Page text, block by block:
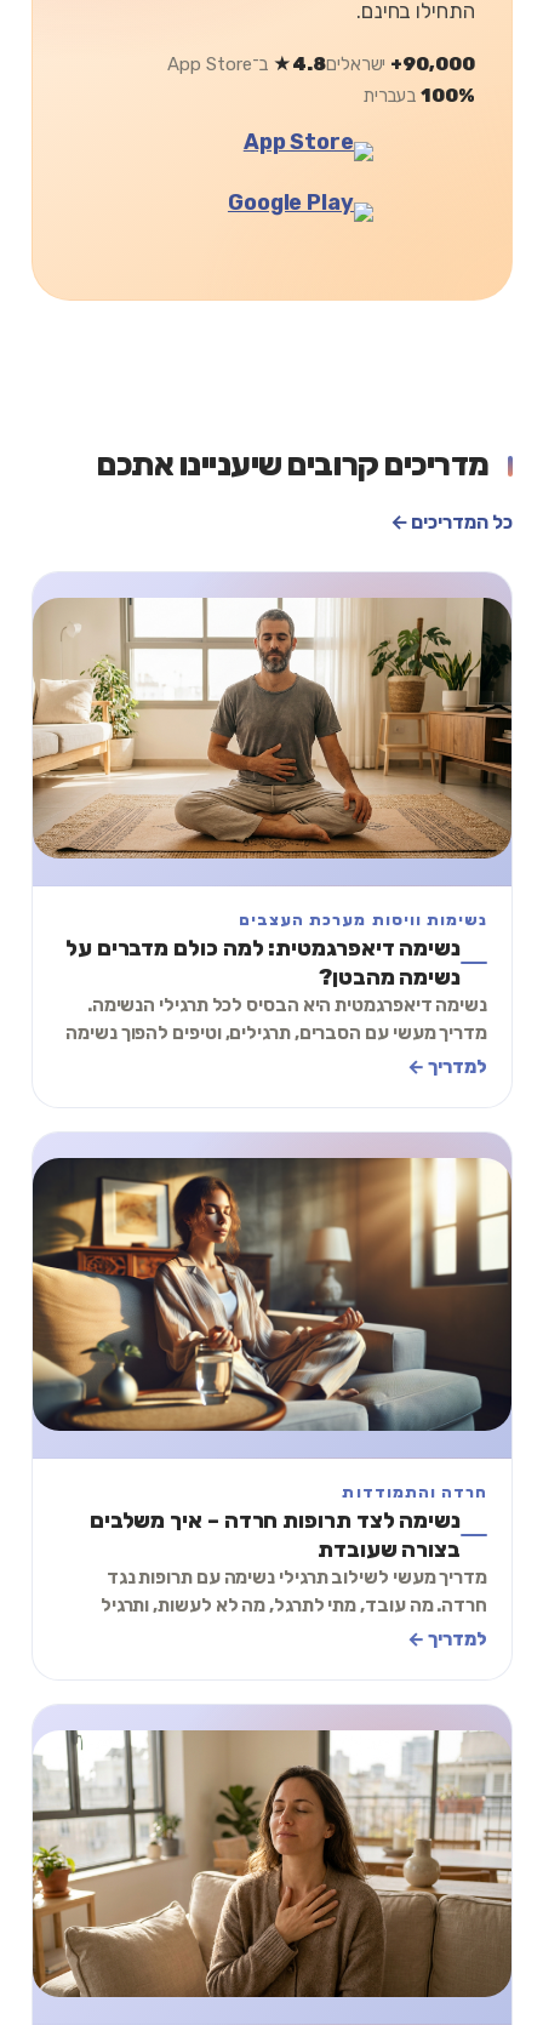
התחילו בחינם.
90,000+ ישראלים4.8★
ב־App Store
100%בעברית
מדריכים קרובים שיעניינו אתכם
כל המדריכים ←
נשימות וויסות מערכת העצבים
נשימה דיאפרגמטית: למה כולם מדברים על
נשימה מהבטן?
נשימה דיאפרגמטית היא הבסיס לכל תרגילי הנשימה.
מדריך מעשי עם הסברים, תרגילים, וטיפים להפוך נשימה
עמוקה להרגל יומי.
למדריך ←
חרדה והתמודדות
נשימה לצד תרופות חרדה – איך משלבים
בצורה שעובדת
מדריך מעשי לשילוב תרגילי נשימה עם תרופות נגד
חרדה. מה עובד, מתי לתרגל, מה לא לעשות, ותרגיל
נשימה של 2 דקות שמשלים את הטיפול התרופתי.
למדריך ←